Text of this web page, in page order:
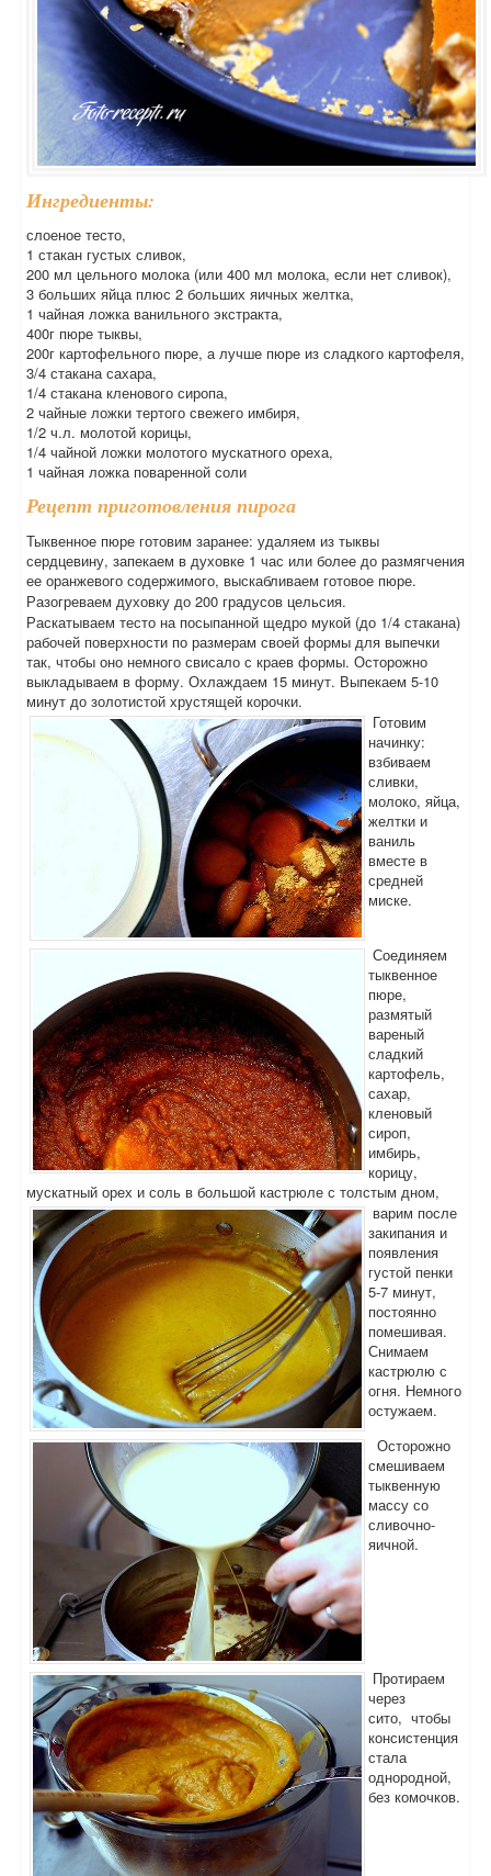
Ингредиенты:
слоеное тесто,
1 стакан густых сливок,
200 мл цельного молока (или 400 мл молока, если нет сливок),
3 больших яйца плюс 2 больших яичных желтка,
1 чайная ложка ванильного экстракта,
400г пюре тыквы,
200г картофельного пюре, а лучше пюре из сладкого картофеля,
3/4 стакана сахара,
1/4 стакана кленового сиропа,
2 чайные ложки тертого свежего имбиря,
1/2 ч.л. молотой корицы,
1/4 чайной ложки молотого мускатного ореха,
1 чайная ложка поваренной соли
Рецепт приготовления пирога
Тыквенное пюре готовим заранее: удаляем из тыквы
сердцевину, запекаем в духовке 1 час или более до размягчения
ее оранжевого содержимого, выскабливаем готовое пюре.
Разогреваем духовку до 200 градусов цельсия.
Раскатываем тесто на посыпанной щедро мукой (до 1/4 стакана)
рабочей поверхности по размерам своей формы для выпечки
так, чтобы оно немного свисало с краев формы. Осторожно
выкладываем в форму. Охлаждаем 15 минут. Выпекаем 5-10
минут до золотистой хрустящей корочки.
Готовим
начинку:
взбиваем
сливки,
молоко, яйца,
желтки и
ваниль
вместе в
средней
миске.
Соединяем
тыквенное
пюре,
размятый
вареный
сладкий
картофель,
сахар,
кленовый
сироп,
имбирь,
корицу,
мускатный орех и соль в большой кастрюле с толстым дном,
варим после
закипания и
появления
густой пенки
5-7 минут,
постоянно
помешивая.
Снимаем
кастрюлю с
огня. Немного
остужаем.
Осторожно
смешиваем
тыквенную
массу со
сливочно-
яичной.
Протираем
через
сито, чтобы
консистенция
стала
однородной,
без комочков.